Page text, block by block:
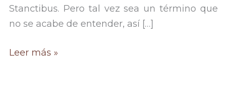
Stanctibus. Pero tal vez sea un término que
no se acabe de entender, así […]
Rebus
Leer más »